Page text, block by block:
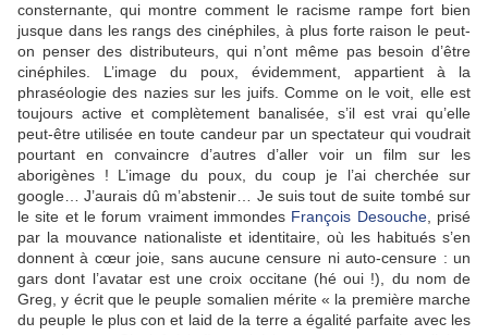
consternante, qui montre comment le racisme rampe fort bien
jusque dans les rangs des cinéphiles, à plus forte raison le peut-
on penser des distributeurs, qui n’ont même pas besoin d’être
cinéphiles. L’image du poux, évidemment, appartient à la
phraséologie des nazies sur les juifs. Comme on le voit, elle est
toujours active et complètement banalisée, s’il est vrai qu’elle
peut-être utilisée en toute candeur par un spectateur qui voudrait
pourtant en convaincre d’autres d’aller voir un film sur les
aborigènes ! L’image du poux, du coup je l’ai cherchée sur
google… J’aurais dû m’abstenir… Je suis tout de suite tombé sur
le site et le forum vraiment immondes François Desouche, prisé
par la mouvance nationaliste et identitaire, où les habitués s’en
donnent à cœur joie, sans aucune censure ni auto-censure : un
gars dont l’avatar est une croix occitane (hé oui !), du nom de
Greg, y écrit que le peuple somalien mérite « la première marche
du peuple le plus con et laid de la terre a égalité parfaite avec les